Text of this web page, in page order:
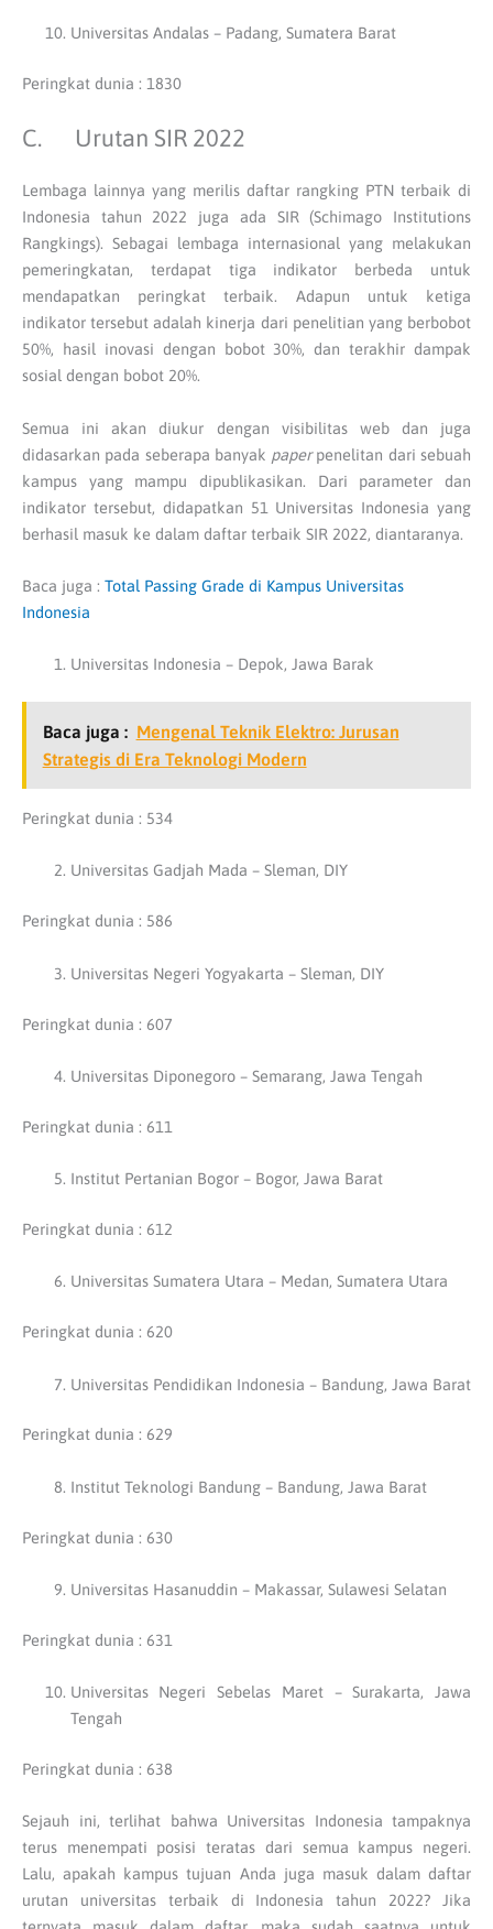
Universitas Andalas – Padang, Sumatera Barat
Peringkat dunia : 1830
C. Urutan SIR 2022
Lembaga lainnya yang merilis daftar rangking PTN terbaik di
Indonesia tahun 2022 juga ada SIR (Schimago Institutions
Rangkings). Sebagai lembaga internasional yang melakukan
pemeringkatan, terdapat tiga indikator berbeda untuk
mendapatkan peringkat terbaik. Adapun untuk ketiga
indikator tersebut adalah kinerja dari penelitian yang berbobot
50%, hasil inovasi dengan bobot 30%, dan terakhir dampak
sosial dengan bobot 20%.
Semua ini akan diukur dengan visibilitas web dan juga
didasarkan pada seberapa banyak paperpenelitan dari sebuah
kampus yang mampu dipublikasikan. Dari parameter dan
indikator tersebut, didapatkan 51 Universitas Indonesia yang
berhasil masuk ke dalam daftar terbaik SIR 2022, diantaranya.
Baca juga : Total Passing Grade di Kampus Universitas
Indonesia
Universitas Indonesia – Depok, Jawa Barak
Baca juga : Mengenal Teknik Elektro: Jurusan
Strategis di Era Teknologi Modern
Peringkat dunia : 534
Universitas Gadjah Mada – Sleman, DIY
Peringkat dunia : 586
Universitas Negeri Yogyakarta – Sleman, DIY
Peringkat dunia : 607
Universitas Diponegoro – Semarang, Jawa Tengah
Peringkat dunia : 611
Institut Pertanian Bogor – Bogor, Jawa Barat
Peringkat dunia : 612
Universitas Sumatera Utara – Medan, Sumatera Utara
Peringkat dunia : 620
Universitas Pendidikan Indonesia – Bandung, Jawa Barat
Peringkat dunia : 629
Institut Teknologi Bandung – Bandung, Jawa Barat
Peringkat dunia : 630
Universitas Hasanuddin – Makassar, Sulawesi Selatan
Peringkat dunia : 631
Universitas Negeri Sebelas Maret – Surakarta, Jawa
Tengah
Peringkat dunia : 638
Sejauh ini, terlihat bahwa Universitas Indonesia tampaknya
terus menempati posisi teratas dari semua kampus negeri.
Lalu, apakah kampus tujuan Anda juga masuk dalam daftar
urutan universitas terbaik di Indonesia tahun 2022? Jika